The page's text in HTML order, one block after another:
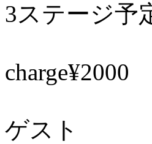
3ステージ予
charge¥2000
ゲスト